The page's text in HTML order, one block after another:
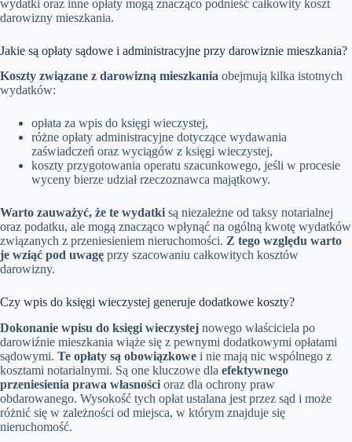
wydatki oraz inne opłaty mogą znacząco podnieść całkowity koszt
darowizny mieszkania.
Jakie są opłaty sądowe i administracyjne przy darowiznie mieszkania?
Koszty związane z darowizną mieszkania obejmują kilka istotnych
wydatków:
opłata za wpis do księgi wieczystej,
różne opłaty administracyjne dotyczące wydawania
zaświadczeń oraz wyciągów z księgi wieczystej,
koszty przygotowania operatu szacunkowego, jeśli w procesie
wyceny bierze udział rzeczoznawca majątkowy.
Warto zauważyć, że te wydatki są niezależne od taksy notarialnej
oraz podatku, ale mogą znacząco wpłynąć na ogólną kwotę wydatków
związanych z przeniesieniem nieruchomości. Z tego względu warto
je wziąć pod uwagę przy szacowaniu całkowitych kosztów
darowizny.
Czy wpis do księgi wieczystej generuje dodatkowe koszty?
Dokonanie wpisu do księgi wieczystej nowego właściciela po
darowiźnie mieszkania wiąże się z pewnymi dodatkowymi opłatami
sądowymi. Te opłaty są obowiązkowe i nie mają nic wspólnego z
kosztami notarialnymi. Są one kluczowe dla efektywnego
przeniesienia prawa własności oraz dla ochrony praw
obdarowanego. Wysokość tych opłat ustalana jest przez sąd i może
różnić się w zależności od miejsca, w którym znajduje się
nieruchomość.